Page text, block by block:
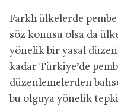
Farklı ülkelerde
söz konusu olsa da
yönelik bir yasal
kadar Türkiye’de
düzenlemelerden
bu olguya yönelik